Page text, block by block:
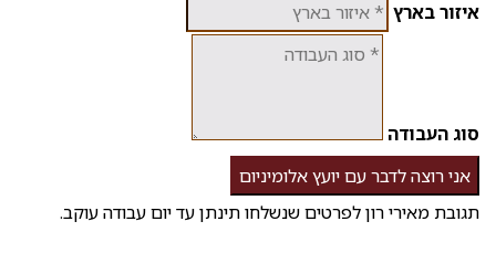
איזור בארץ
סוג העבודה
אני רוצה לדבר עם יועץ אלומיניום
תגובת מאירי רון לפרטים שנשלחו תינתן עד יום עבודה עוקב.